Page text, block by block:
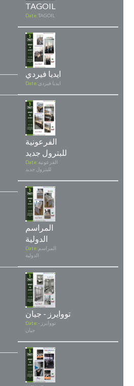
TAGOIL
Date:TAGOIL
ايديا فيردي
Date:ايديا فيردي
الفرعونية
للبترول جديد
Date:الفرعونية
للبترول جديد
المراسم
الدولية
Date: المراسم
الدولية
تووايرز - جيان
Date:تووايرز -
جيان